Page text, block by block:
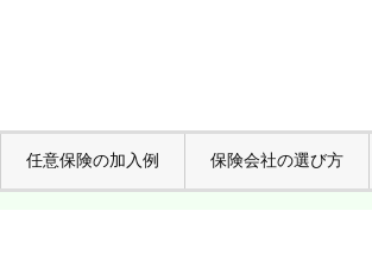
任意保険の加入例 保険会社の選び方